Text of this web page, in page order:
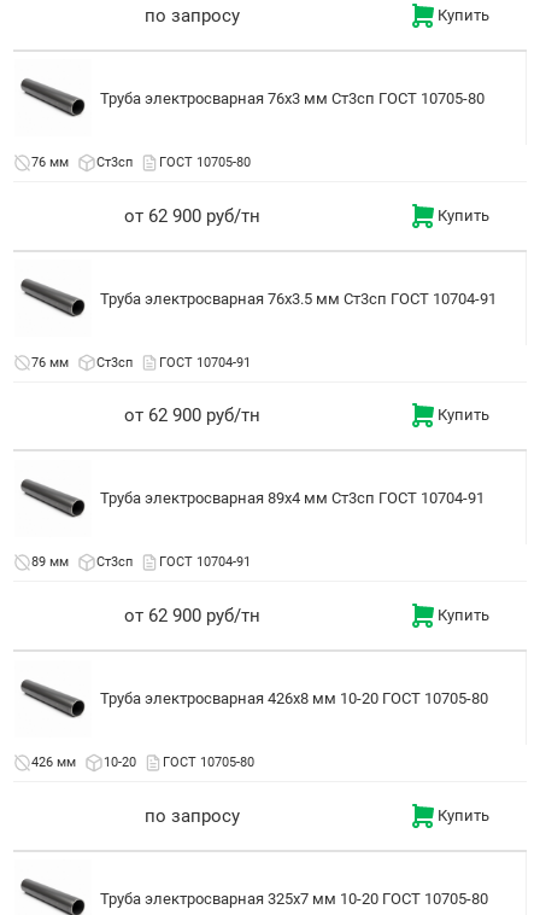
по запросу Купить
Труба электросварная 76x3 мм Ст3сп ГОСТ 10705-80
76 мм Ст3сп ГОСТ 10705-80
от 62 900 руб/тн Купить
Труба электросварная 76x3.5 мм Ст3сп ГОСТ 10704-91
76 мм Ст3сп ГОСТ 10704-91
от 62 900 руб/тн Купить
Труба электросварная 89x4 мм Ст3сп ГОСТ 10704-91
89 мм Ст3сп ГОСТ 10704-91
от 62 900 руб/тн Купить
Труба электросварная 426x8 мм 10-20 ГОСТ 10705-80
426 мм 10-20 ГОСТ 10705-80
по запросу Купить
Труба электросварная 325x7 мм 10-20 ГОСТ 10705-80